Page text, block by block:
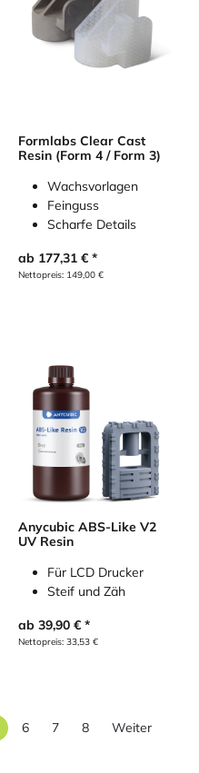
Formlabs Clear Cast
Resin (Form 4 / Form 3)
Wachsvorlagen
Feinguss
Scharfe Details
ab 177,31€
Nettopreis: 149,00€
Anycubic ABS-Like V2
UV Resin
Für LCD Drucker
Steif und Zäh
ab 39,90€
Nettopreis: 33,53€
6 7 8 Weiter